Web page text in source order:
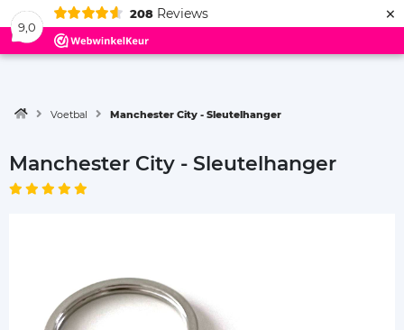
9,0
208 Reviews ×
Menu
Voetbal Manchester City - Sleutelhanger
Manchester City - Sleutelhanger